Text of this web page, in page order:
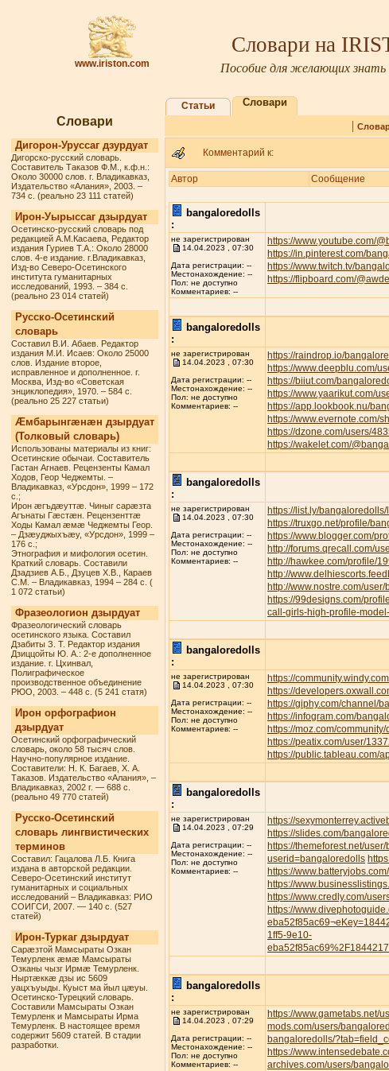
www.iriston.com
Словари на
Пособие для желающих знать
Словари
Дигорон-Уруссаг дзурдуат
Дигорско-русский словарь.
Составитель Таказов Ф.М., к.ф.н.:
Около 30000 слов. г. Владикавказ,
Издательство «Алания», 2003. –
734 с. (реально 23 111 статей)
Ирон-Уырыссаг дзырдуат
Осетинско-русский словарь под
редакцией А.М.Касаева, Редактор
издания Гуриев Т.А.: Около 28000
слов. 4-е издание. г.Владикавказ,
Изд-во Северо-Осетинского
института гуманитарных
исследований, 1993. – 384 с.
(реально 23 014 статей)
Русско-Осетинский
словарь
Составил В.И. Абаев. Редактор
издания М.И. Исаев: Около 25000
слов. Издание второе,
исправленное и дополненное. г.
Москва, Изд-во «Советская
энциклопедия», 1970. – 584 с.
(реально 25 227 статьи)
Æмбарынгæнæн дзырдуат
(Толковый словарь)
Использованы материалы из книг:
Осетинские обычаи. Составитель
Гастан Агнаев. Рецензенты Камал
Ходов, Геор Чеджемты. –
Владикавказ, «Урсдон», 1999 – 172
с.;
Ирон æгъдæуттæ. Чиныг сарæзта
Агънаты Гæстæн. Рецензенттæ
Ходы Камал æмæ Чеджемты Геор.
– Дзæуджыхъæу, «Урсдон», 1999 –
176 с.;
Этнография и мифология осетин.
Краткий словарь. Составили
Дзадзиев А.Б., Дзуцев Х.В., Караев
С.М. – Владикавказ, 1994 – 284 с. (
1 072 статьи)
Фразеологион дзырдуат
Фразеологический словарь
осетинского языка. Составил
Дзабиты З. Т. Редактор издания
Дзиццойты Ю. А.: 2-е дополненное
издание. г. Цхинвал,
Полиграфическое
производственное объединение
РЮО, 2003. – 448 с. (5 241 статя)
Ирон орфографион
дзырдуат
Осетинский орфографический
словарь, около 58 тысяч слов.
Научно-популярное издание.
Составители: Н. К. Багаев, Х. А.
Таказов. Издательство «Алания», –
Владикавказ, 2002 г. — 688 с.
(реально 49 770 статей)
Русско-Осетинский
словарь лингвистических
терминов
Составил: Гацалова Л.Б. Книга
издана в авторской редакции.
Северо-Осетинский институт
гуманитарных и социальных
исследований – Владикавказ: РИО
СОИГСИ, 2007. — 140 с. (527
статей)
Ирон-Туркаг дзырдуат
Сарæзтой Мамсыраты Озкан
Темурленк æмæ Мамсыраты
Озканы чызг Ирмæ Темурленк.
Ныртæккæ дзы ис 5609
уацхъуыды. Куыст ма йыл цæуы.
Осетинско-Турецкий словарь.
Составили Мамсыраты Озкан
Темурленк и Мамсыраты Ирма
Темурленк. В настоящее время
содержит 5609 статей. В стадии
разработки.
Статьи Словари
|
Комментарий к:
Автор Сообщение
bangaloredolls
:
не зарегистрирован
14.04.2023 , 07:30
Дата регистрации: --
Местонахождение: --
Пол: не доступно
Комментариев: --
https://www.youtube.com/
https://in.pinterest.com/
https://www.twitch.tv/
https://flipboard.com/
bangaloredolls
:
не зарегистрирован
14.04.2023 , 07:30
Дата регистрации: --
Местонахождение: --
Пол: не доступно
Комментариев: --
https://raindrop.io/
https://www.deepblu.com/
https://biiut.com/
https://www.yaarikut.com/
https://app.lookbook.nu/
https://www.evernote.com/
https://dzone.com/users/
https://wakelet.com/
bangaloredolls
:
не зарегистрирован
14.04.2023 , 07:30
Дата регистрации: --
Местонахождение: --
Пол: не доступно
Комментариев: --
https://list.ly/bangaloredolls/
https://truxgo.net/profile/
https://www.blogger.com/
http://forums.qrecall.com/
http://hawkee.com/profile/
http://
http://www.nostre.com/
https://99designs.com/
call-girls-high-profile-
bangaloredolls
:
не зарегистрирован
14.04.2023 , 07:30
Дата регистрации: --
Местонахождение: --
Пол: не доступно
Комментариев: --
https://
https://
https://giphy.com/channel/
https://infogram.com/
https://moz.com/
https://peatix.com/user/
https://public.tableau.com/
bangaloredolls
:
не зарегистрирован
14.04.2023 , 07:29
Дата регистрации: --
Местонахождение: --
Пол: не доступно
Комментариев: --
https://
https://slides.com/
https://themeforest.net/
userid=bangaloredolls
https://
https://
https://www.credly.com/
https://
1ff5-9e10-
bangaloredolls
:
не зарегистрирован
14.04.2023 , 07:29
Дата регистрации: --
Местонахождение: --
Пол: не доступно
Комментариев: --
https://www.gametabs.net/
mods.com/users/
bangaloredolls/
https://
archives.com/users/